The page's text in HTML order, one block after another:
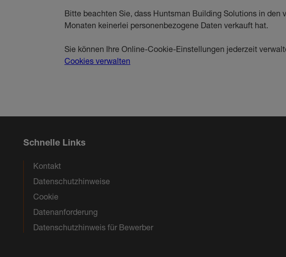
Bitte beachten Sie, dass Huntsman Building Solutions in den
Monaten keinerlei personenbezogene Daten verkauft hat.
Sie können Ihre Online-Cookie-Einstellungen jederzeit
Cookies verwalten
Schnelle Links
Kontakt
Datenschutzhinweise
Cookie
Datenanforderung
Datenschutzhinweis für Bewerber